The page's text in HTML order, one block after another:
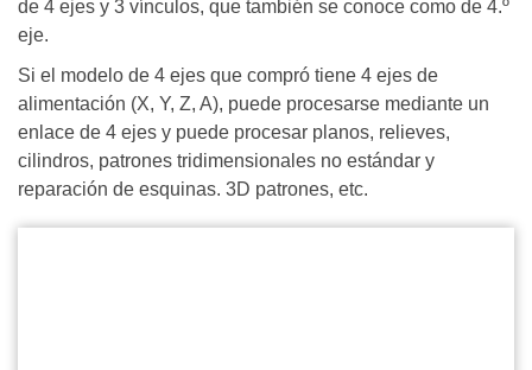
de 4 ejes y 3 vínculos, que también se conoce como de 4.º
eje.
Si el modelo de 4 ejes que compró tiene 4 ejes de
alimentación (X, Y, Z, A), puede procesarse mediante un
enlace de 4 ejes y puede procesar planos, relieves,
cilindros, patrones tridimensionales no estándar y
reparación de esquinas. 3D patrones, etc.